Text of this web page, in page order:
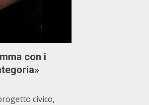
con i
civico,